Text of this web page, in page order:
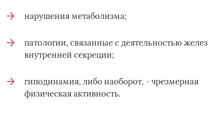
нарушения метаболизма;
патологии, связанные с деятельностью желез
внутренней секреции;
гиподинамия, либо наоборот, - чрезмерная
физическая активность.